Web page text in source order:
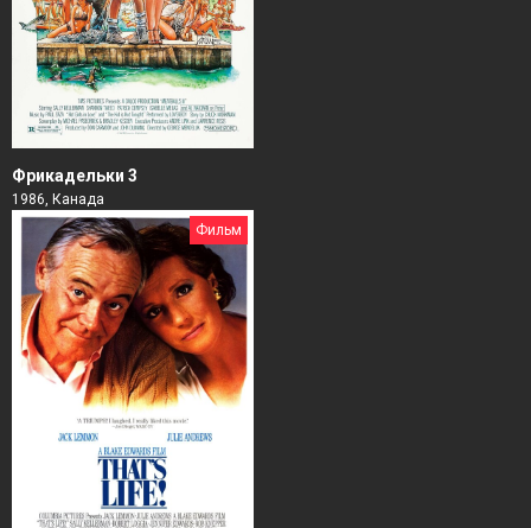
Фрикадельки 3
1986, Канада
Фильм